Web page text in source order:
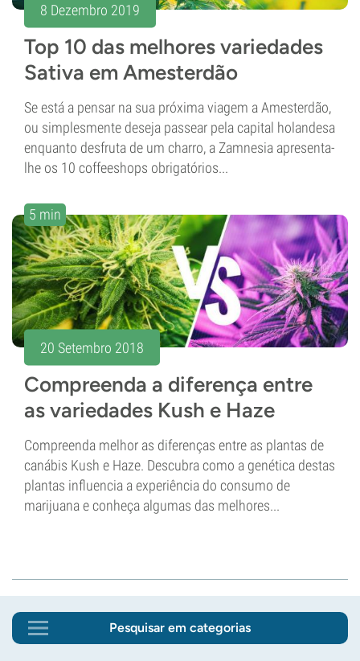
8 Dezembro 2019
Top 10 das melhores variedades
Sativa em Amesterdão
Se está a pensar na sua próxima viagem a Amesterdão,
ou simplesmente deseja passear pela capital holandesa
enquanto desfruta de um charro, a Zamnesia apresenta-
lhe os 10 coffeeshops obrigatórios...
5 min
20 Setembro 2018
Compreenda a diferença entre
as variedades Kush e Haze
Compreenda melhor as diferenças entre as plantas de
canábis Kush e Haze. Descubra como a genética destas
plantas influencia a experiência do consumo de
marijuana e conheça algumas das melhores...
Pesquisar em categorias